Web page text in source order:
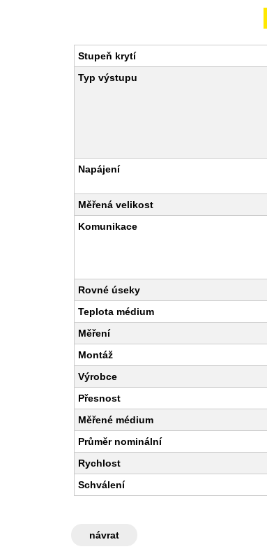
Stupeň krytí
Typ výstupu
Napájení
Měřená velikost
Komunikace
Rovné úseky
Teplota médium
Měření
Montáž
Výrobce
Přesnost
Měřené médium
Průměr nominální
Rychlost
Schválení
návrat